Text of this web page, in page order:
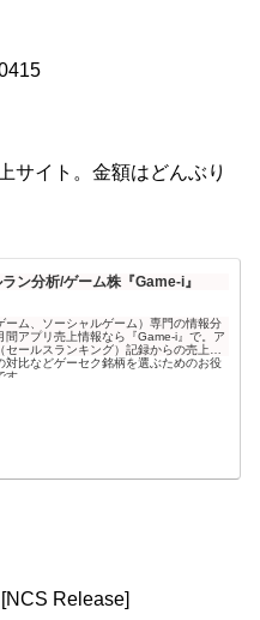
サイト。金額はどんぶり
ラン分析/ゲーム株『Game-i』
ーム、ソーシャルゲーム）専門の情報分
間アプリ売上情報なら『Game-i』で。ア
セールスランキング）記録からの売上予
対比などゲーセク銘柄を選ぶためのお役
。
Release]